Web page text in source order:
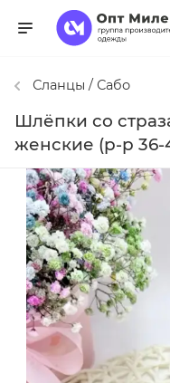
Сланцы / Сабо
Шлёпки со
женские (р-р 36-